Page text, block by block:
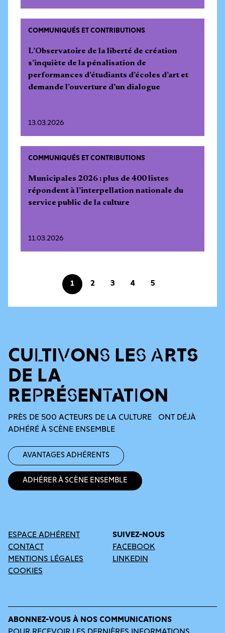
COMMUNIQUÉS ET CONTRIBUTIONS
L’Observatoire de la liberté de création
s’inquiète de la pénalisation de
performances d’étudiants d’écoles d’art et
demande l’ouverture d’un dialogue
13.03.2026
COMMUNIQUÉS ET CONTRIBUTIONS
Municipales 2026 : plus de 400 listes
répondent à l’interpellation nationale du
service public de la culture
11.03.2026
1 2 3 4 5
CULTIVONS LES ARTS
DE LA
REPRÉSENTATION
PRÈS DE 500 ACTEURS DE LA CULTURE ONT DÉJÀ
ADHÉRÉ À SCÈNE ENSEMBLE
Avantages adhérents
Adhérer à Scène Ensemble
ESPACE ADHÉRENT
CONTACT
MENTIONS LÉGALES
COOKIES
SUIVEZ-NOUS
FACEBOOK
LINKEDIN
ABONNEZ-VOUS À NOS COMMUNICATIONS